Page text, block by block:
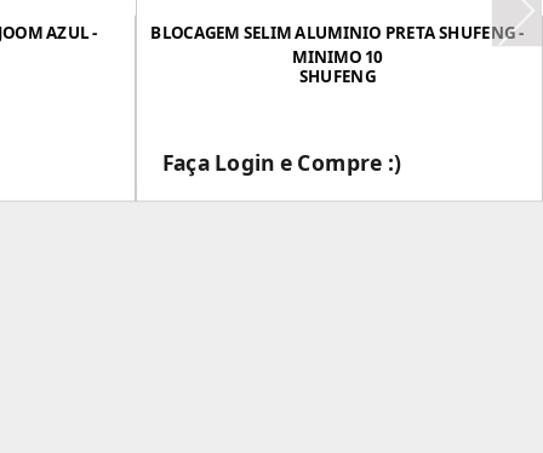
AZUL -
BLOCAGEM SELIM ALUMINIO PRETA SHUFENG -
MINIMO 10
SHUFENG
Faça Login e Compre :)